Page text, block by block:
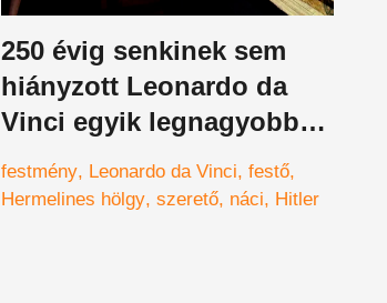
250 évig senkinek sem
hiányzott Leonardo da
Vinci egyik legnagyobb
remekműve, amely végül
csak előkerült
festmény Leonardo da Vinci festő
Hermelines hölgy szerető náci Hitler